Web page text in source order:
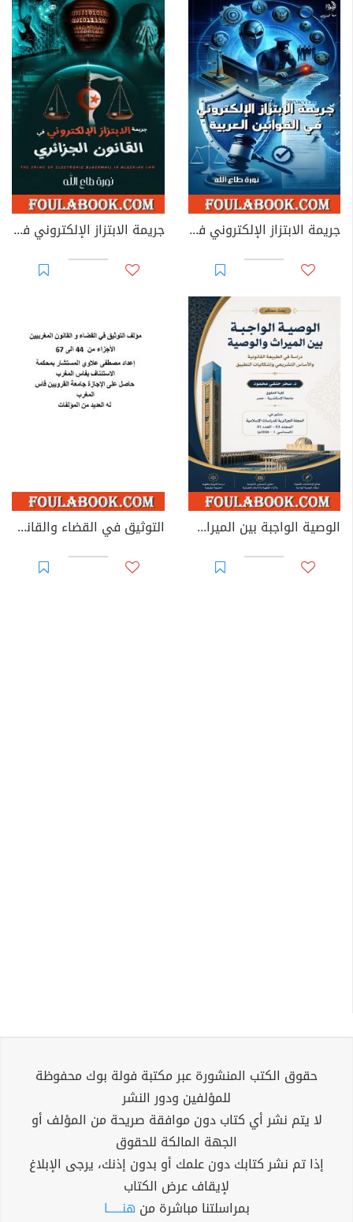
جريمة الابتزاز الإلكتروني في القوانين العربية جريمة الابتزاز الإلكتروني في القانون الجزائري
الوصية الواجبة بين الميراث والوصية: دراسة في الطبيعة القانونية والأساس التشريعي وإشكاليات التطبيق التوثيق في القضاء والقانون المغربيين - الأجزاء من 44 إلى 67
حقوق الكتب المنشورة عبر مكتبة فولة بوك محفوظة
للمؤلفين ودور النشر
لا يتم نشر أي كتاب دون موافقة صريحة من المؤلف أو
الجهة المالكة للحقوق
إذا تم نشر كتابك دون علمك أو بدون إذنك، يرجى الإبلاغ
لإيقاف عرض الكتاب
بمراسلتنا مباشرة من هنــــــا